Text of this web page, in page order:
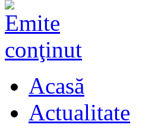
Acasă
Actualitate